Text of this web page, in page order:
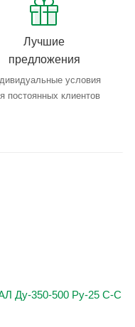
Лучшие
предложения
условия
постоянных клиентов
Ду-350-500 Ру-25 С-С